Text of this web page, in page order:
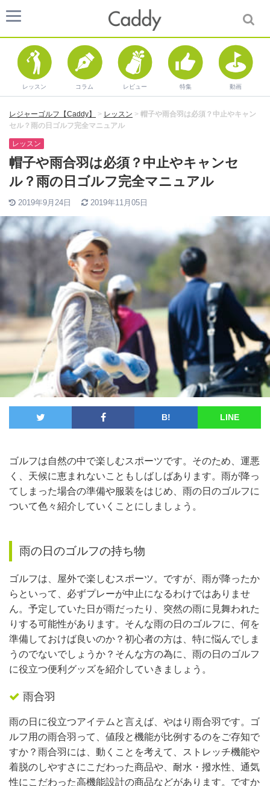
レッスン コラム レビュー 特集 動画
レジャーゴルフ【Caddy】 > レッスン > 帽子や雨合羽は必須？中止やキャン
セル？雨の日ゴルフ完全マニュアル
レッスン
帽子や雨合羽は必須？中止やキャンセ
ル？雨の日ゴルフ完全マニュアル
2019年9月24日 2019年11月05日
B! LINE
ゴルフは自然の中で楽しむスポーツです。そのため、運悪
く、天候に恵まれないこともしばしばあります。雨が降っ
てしまった場合の準備や服装をはじめ、雨の日のゴルフに
ついて色々紹介していくことにしましょう。
雨の日のゴルフの持ち物
ゴルフは、屋外で楽しむスポーツ。ですが、雨が降ったか
らといって、必ずプレーが中止になるわけではありませ
ん。予定していた日が雨だったり、突然の雨に見舞われた
りする可能性があります。そんな雨の日のゴルフに、何を
準備しておけば良いのか？初心者の方は、特に悩んでしま
うのでないでしょうか？そんな方の為に、雨の日のゴルフ
に役立つ便利グッズを紹介していきましょう。
雨合羽
雨の日に役立つアイテムと言えば、やはり雨合羽です。ゴ
ルフ用の雨合羽って、値段と機能が比例するのをご存知で
すか？雨合羽には、動くことを考えて、ストレッチ機能や
着脱のしやすさにこだわった商品や、耐水・撥水性、通気
性にこだわった高機能設計の商品などがあります。ですか